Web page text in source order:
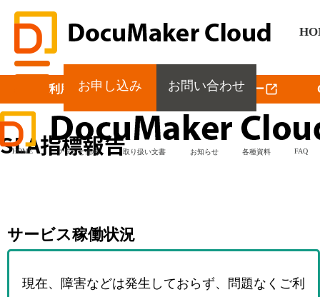
お申し込み お問い合わせ
HOME プランと価格 取り扱い文書 お知らせ 各種資料 FAQ
利用規約 プライバシーポリシー
SLA指標報告
サービス稼働状況
現在、障害などは発生しておらず、 問題なくご利